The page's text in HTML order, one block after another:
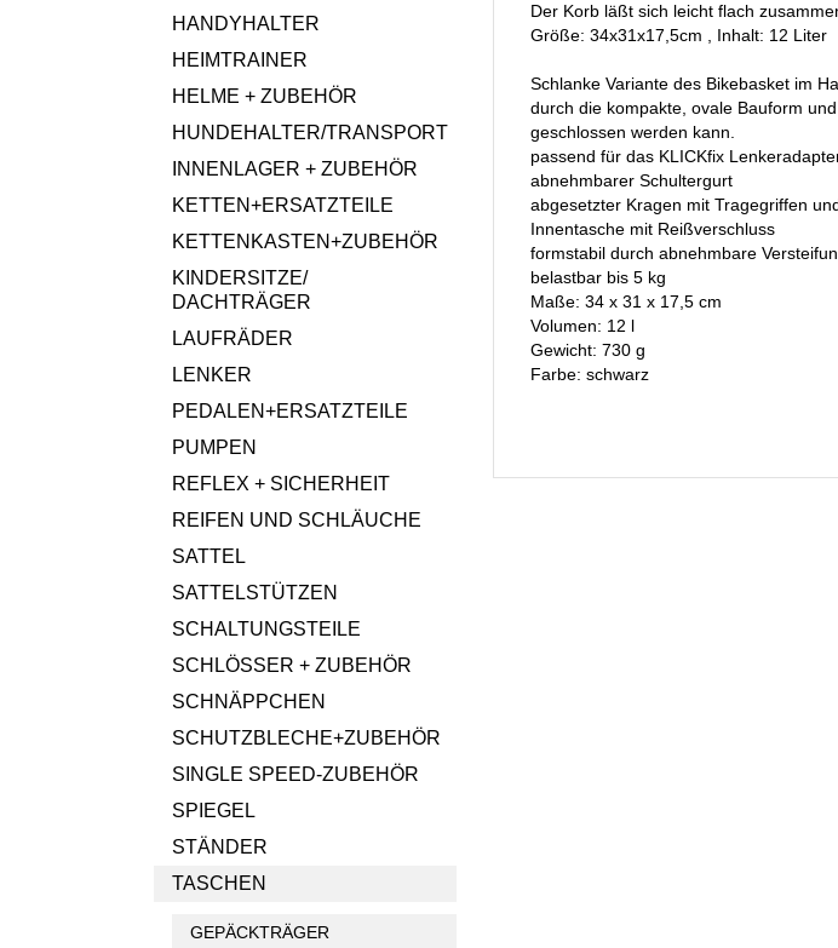
HANDYHALTER
HEIMTRAINER
HELME + ZUBEHÖR
HUNDEHALTER/TRANSPORT
INNENLAGER + ZUBEHÖR
KETTEN+ERSATZTEILE
KETTENKASTEN+ZUBEHÖR
KINDERSITZE/
DACHTRÄGER
LAUFRÄDER
LENKER
PEDALEN+ERSATZTEILE
PUMPEN
REFLEX + SICHERHEIT
REIFEN UND SCHLÄUCHE
SATTEL
SATTELSTÜTZEN
SCHALTUNGSTEILE
SCHLÖSSER + ZUBEHÖR
SCHNÄPPCHEN
SCHUTZBLECHE+ZUBEHÖR
SINGLE SPEED-ZUBEHÖR
SPIEGEL
STÄNDER
TASCHEN
GEPÄCKTRÄGER
Der Korb läßt sich leicht flach
Größe: 34x31x17,5cm , Inhalt: 12 Liter
Schlanke Variante des Bikebasket im
durch die kompakte, ovale Bauform
geschlossen werden kann.
passend für das KLICKfix
abnehmbarer Schultergurt
abgesetzter Kragen mit Tragegriffen
Innentasche mit Reißverschluss
formstabil durch abnehmbare
belastbar bis 5 kg
Maße: 34 x 31 x 17,5 cm
Volumen: 12 l
Gewicht: 730 g
Farbe: schwarz